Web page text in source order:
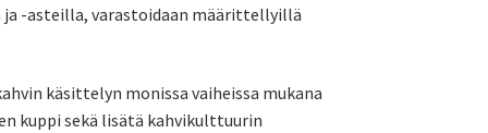
-asteilla, varastoidaan määrittellyillä
käsittelyn monissa vaiheissa mukana
kuppi sekä lisätä kahvikulttuurin